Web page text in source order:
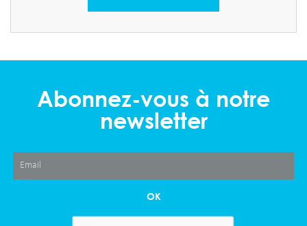
Abonnez-vous à notre
newsletter
OK